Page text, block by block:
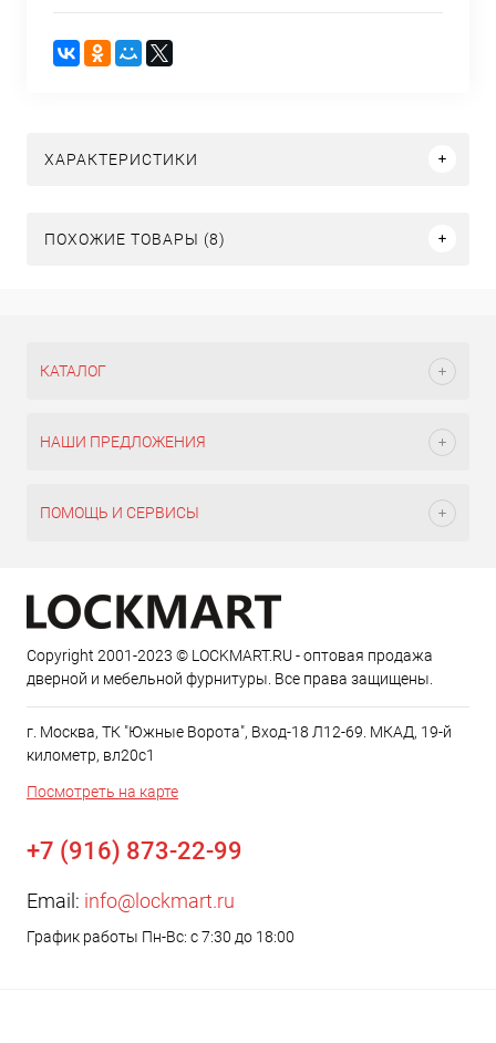
ХАРАКТЕРИСТИКИ
ПОХОЖИЕ ТОВАРЫ (8)
КАТАЛОГ
НАШИ ПРЕДЛОЖЕНИЯ
ПОМОЩЬ И СЕРВИСЫ
Copyright 2001-2023 © LOCKMART.RU - оптовая продажа
дверной и мебельной фурнитуры. Все права защищены.
г. Москва, ТК "Южные Ворота", Вход-18 Л12-69. МКАД, 19-й
километр, вл20с1
Посмотреть на карте
+7 (916) 873-22-99
Email: info@lockmart.ru
График работы Пн-Вс: с 7:30 до 18:00